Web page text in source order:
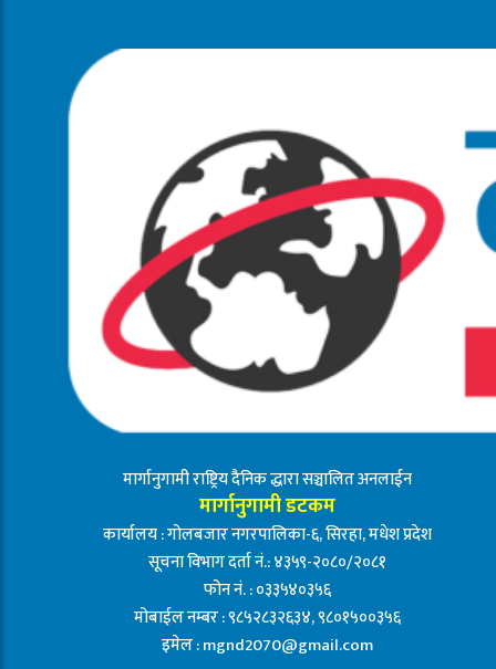
मार्गानुगामी राष्ट्रिय दैनिक द्धारा सञ्चालित अनलाईन
मार्गानुगामी डटकम
कार्यालय : गोलबजार नगरपालिका-६, सिरहा, मधेश प्रदेश
सूचना विभाग दर्ता नं.: ४३५९-२०८०/२०८१
फोन नं. : ०३३५४०३५६
मोबाईल नम्बर : ९८५२८३२६३४, ९८०१५००३५६
इमेल :mgnd2070@gmail.com